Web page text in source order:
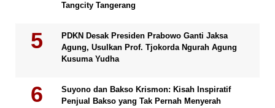
Tangcity Tangerang
PDKN Desak Presiden Prabowo Ganti Jaksa
Agung, Usulkan Prof. Tjokorda Ngurah Agung
Kusuma Yudha
Suyono dan Bakso Krismon: Kisah Inspiratif
Penjual Bakso yang Tak Pernah Menyerah